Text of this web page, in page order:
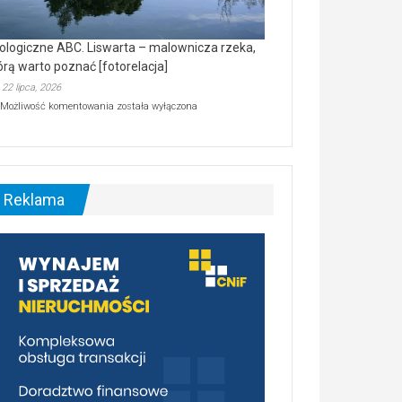
ABC. Liswarta – malownicza rzeka,
warto poznać [fotorelacja]
22 lipca, 2026
Możliwość komentowania Ekologiczne
–
malownicza
[fotorelacja]
została wyłączona
Reklama